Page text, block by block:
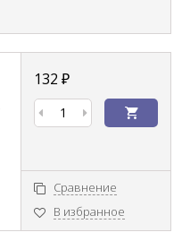
132 ₽
Сравнение
В избранное